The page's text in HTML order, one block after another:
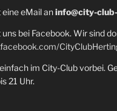
eMail aninfo@city-
bei Facebook. Wir sind
im City-Club vorbei.
21 Uhr.